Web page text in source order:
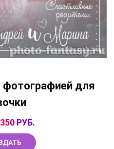
для
350 РУБ.